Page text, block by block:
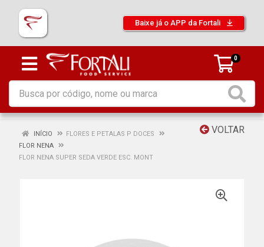
Baixe já o APP da Fortali
0
VOLTAR
INÍCIO
FLORES E PETALAS P DOCES
FLOR NENA
FLOR NENA SUPER SEDA VERDE ESC. MONT